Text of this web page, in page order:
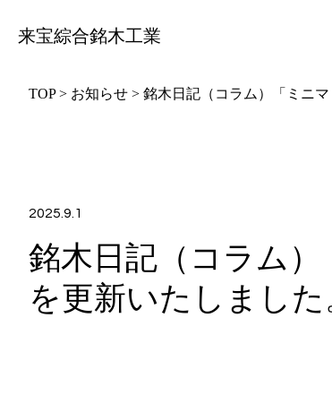
来宝綜合銘木工業
TOP> お知らせ > 銘木日記（コラム）「ミニ
2025.9.1
銘木日記（コラム）
を更新いたしました